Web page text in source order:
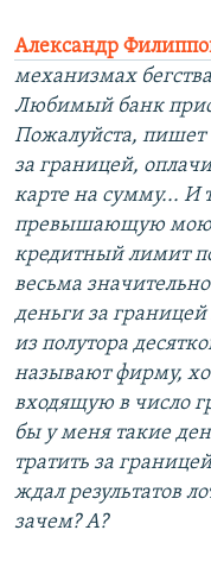
Александр
механизмах
Любимый банк
Пожалуйста, пишет
за границей,
карте на сумму... И
превышающую мою
кредитный лимит
весьма
деньги за
из полутора
называют фирму,
входящую в число
бы у меня такие
тратить за
ждал результатов
зачем? А?